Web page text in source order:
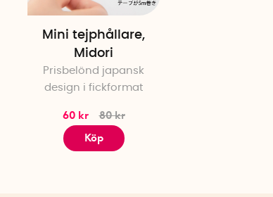
Mini tejphållare,
Midori
Prisbelönd japansk
design i fickformat
60 kr
80 kr
Köp